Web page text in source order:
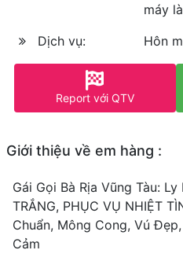
máy
Dịch vụ:
Hôn
Report với QTV
Giới thiệu về em hàng :
Gái Gọi Bà Rịa Vũng Tàu: Ly
TRẮNG, PHỤC VỤ NHIỆT
Chuẩn, Mông Cong, Vú
Cảm